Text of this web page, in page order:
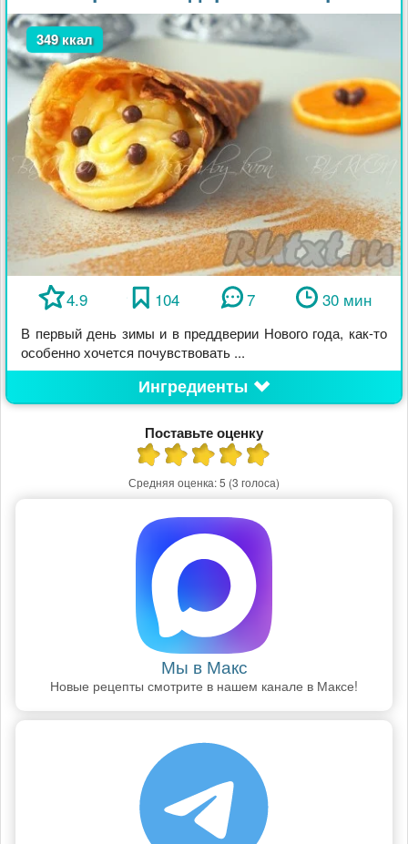
349 ккал
4.9 104 7 30 мин
В первый день зимы и в преддверии Нового года, как-то
особенно хочется почувствовать ...
Ингредиенты
Поставьте оценку
Средняя оценка:5 (3 голоса)
Мы в Макс
Новые рецепты смотрите в нашем канале в Максе!